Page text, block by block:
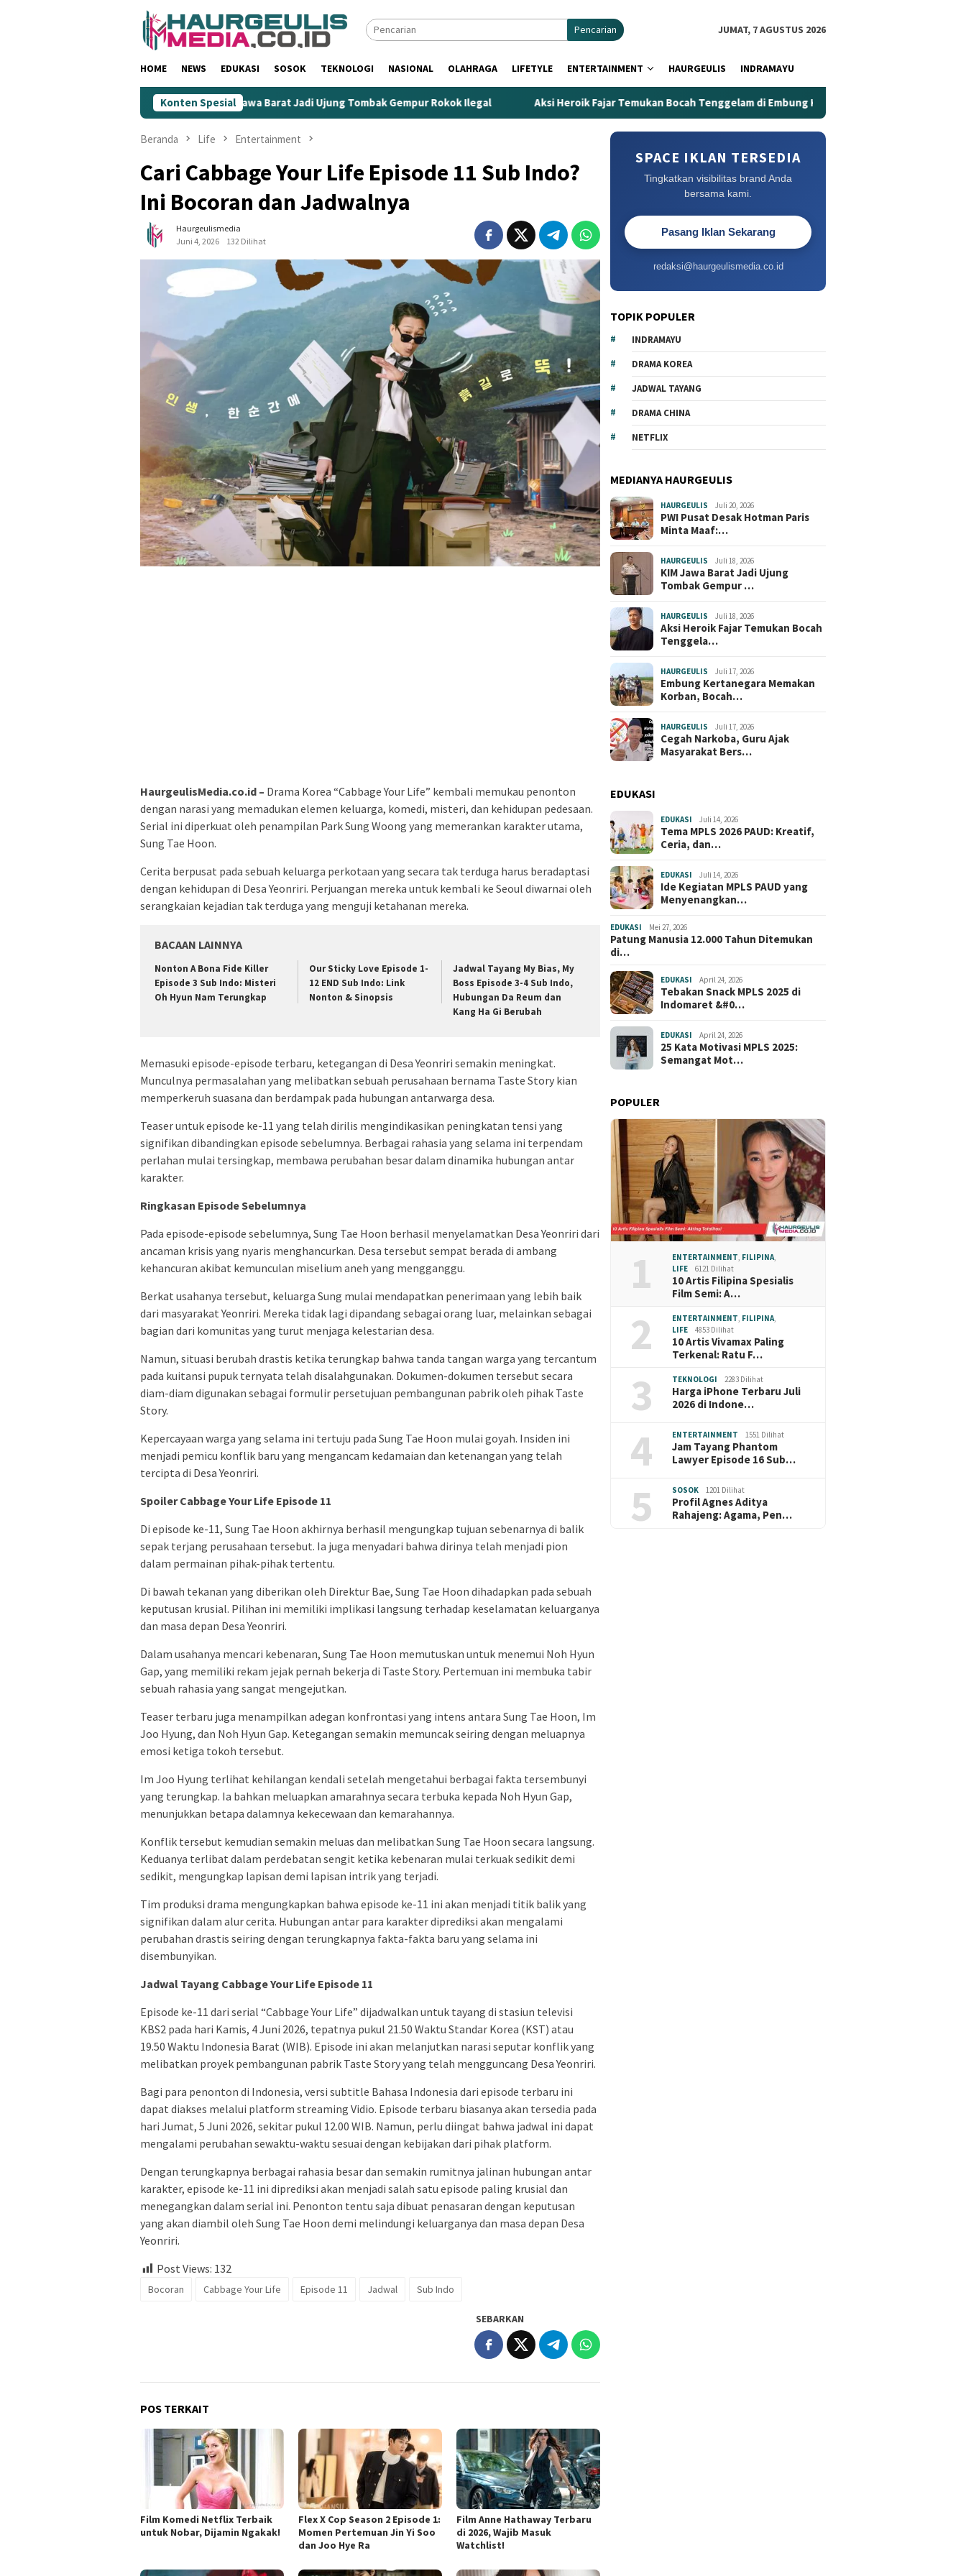
Pencarian JUMAT, 7 AGUSTUS 2026
HOME NEWS EDUKASI SOSOK TEKNOLOGI NASIONAL OLAHRAGA LIFETYLE ENTERTAINMENT HAURGEULIS INDRAMAYU
Konten Spesial
KIM Jawa Barat Jadi Ujung Tombak Gempur Rokok Ilegal Aksi Heroik Fajar Temukan Bocah Tenggelam di Embung Kertanegara
Beranda Life Entertainment
Cari Cabbage Your Life Episode 11 Sub Indo?
Ini Bocoran dan Jadwalnya
Haurgeulismedia
Juni 4, 2026
132 Dilihat
HaurgeulisMedia.co.id – Drama Korea “Cabbage Your Life” kembali memukau penonton
dengan narasi yang memadukan elemen keluarga, komedi, misteri, dan kehidupan pedesaan.
Serial ini diperkuat oleh penampilan Park Sung Woong yang memerankan karakter utama,
Sung Tae Hoon.
Cerita berpusat pada sebuah keluarga perkotaan yang secara tak terduga harus beradaptasi
dengan kehidupan di Desa Yeonriri. Perjuangan mereka untuk kembali ke Seoul diwarnai oleh
serangkaian kejadian tak terduga yang menguji ketahanan mereka.
BACAAN LAINNYA
Nonton A Bona Fide Killer
Episode 3 Sub Indo: Misteri
Oh Hyun Nam Terungkap
Our Sticky Love Episode 1-
12 END Sub Indo: Link
Nonton & Sinopsis
Jadwal Tayang My Bias, My
Boss Episode 3-4 Sub Indo,
Hubungan Da Reum dan
Kang Ha Gi Berubah
Memasuki episode-episode terbaru, ketegangan di Desa Yeonriri semakin meningkat.
Munculnya permasalahan yang melibatkan sebuah perusahaan bernama Taste Story kian
memperkeruh suasana dan berdampak pada hubungan antarwarga desa.
Teaser untuk episode ke-11 yang telah dirilis mengindikasikan peningkatan tensi yang
signifikan dibandingkan episode sebelumnya. Berbagai rahasia yang selama ini terpendam
perlahan mulai tersingkap, membawa perubahan besar dalam dinamika hubungan antar
karakter.
Ringkasan Episode Sebelumnya
Pada episode-episode sebelumnya, Sung Tae Hoon berhasil menyelamatkan Desa Yeonriri dari
ancaman krisis yang nyaris menghancurkan. Desa tersebut sempat berada di ambang
kehancuran akibat kemunculan miselium aneh yang mengganggu.
Berkat usahanya tersebut, keluarga Sung mulai mendapatkan penerimaan yang lebih baik
dari masyarakat Yeonriri. Mereka tidak lagi dipandang sebagai orang luar, melainkan sebagai
bagian dari komunitas yang turut menjaga kelestarian desa.
Namun, situasi berubah drastis ketika terungkap bahwa tanda tangan warga yang tercantum
pada kuitansi pupuk ternyata telah disalahgunakan. Dokumen-dokumen tersebut secara
diam-diam digunakan sebagai formulir persetujuan pembangunan pabrik oleh pihak Taste
Story.
Kepercayaan warga yang selama ini tertuju pada Sung Tae Hoon mulai goyah. Insiden ini
menjadi pemicu konflik baru yang mengancam kedamaian dan ketenangan yang telah
tercipta di Desa Yeonriri.
Spoiler Cabbage Your Life Episode 11
Di episode ke-11, Sung Tae Hoon akhirnya berhasil mengungkap tujuan sebenarnya di balik
sepak terjang perusahaan tersebut. Ia juga menyadari bahwa dirinya telah menjadi pion
dalam permainan pihak-pihak tertentu.
Di bawah tekanan yang diberikan oleh Direktur Bae, Sung Tae Hoon dihadapkan pada sebuah
keputusan krusial. Pilihan ini memiliki implikasi langsung terhadap keselamatan keluarganya
dan masa depan Desa Yeonriri.
Dalam usahanya mencari kebenaran, Sung Tae Hoon memutuskan untuk menemui Noh Hyun
Gap, yang memiliki rekam jejak pernah bekerja di Taste Story. Pertemuan ini membuka tabir
sebuah rahasia yang sangat mengejutkan.
Teaser terbaru juga menampilkan adegan konfrontasi yang intens antara Sung Tae Hoon, Im
Joo Hyung, dan Noh Hyun Gap. Ketegangan semakin memuncak seiring dengan meluapnya
emosi ketiga tokoh tersebut.
Im Joo Hyung terlihat kehilangan kendali setelah mengetahui berbagai fakta tersembunyi
yang terungkap. Ia bahkan meluapkan amarahnya secara terbuka kepada Noh Hyun Gap,
menunjukkan betapa dalamnya kekecewaan dan kemarahannya.
Konflik tersebut kemudian semakin meluas dan melibatkan Sung Tae Hoon secara langsung.
Keduanya terlibat dalam perdebatan sengit ketika kebenaran mulai terkuak sedikit demi
sedikit, mengungkap lapisan demi lapisan intrik yang terjadi.
Tim produksi drama mengungkapkan bahwa episode ke-11 ini akan menjadi titik balik yang
signifikan dalam alur cerita. Hubungan antar para karakter diprediksi akan mengalami
perubahan drastis seiring dengan terungkapnya fakta-fakta baru yang selama ini
disembunyikan.
Jadwal Tayang Cabbage Your Life Episode 11
Episode ke-11 dari serial “Cabbage Your Life” dijadwalkan untuk tayang di stasiun televisi
KBS2 pada hari Kamis, 4 Juni 2026, tepatnya pukul 21.50 Waktu Standar Korea (KST) atau
19.50 Waktu Indonesia Barat (WIB). Episode ini akan melanjutkan narasi seputar konflik yang
melibatkan proyek pembangunan pabrik Taste Story yang telah mengguncang Desa Yeonriri.
Bagi para penonton di Indonesia, versi subtitle Bahasa Indonesia dari episode terbaru ini
dapat diakses melalui platform streaming Vidio. Episode terbaru biasanya akan tersedia pada
hari Jumat, 5 Juni 2026, sekitar pukul 12.00 WIB. Namun, perlu diingat bahwa jadwal ini dapat
mengalami perubahan sewaktu-waktu sesuai dengan kebijakan dari pihak platform.
Dengan terungkapnya berbagai rahasia besar dan semakin rumitnya jalinan hubungan antar
karakter, episode ke-11 ini diprediksi akan menjadi salah satu episode paling krusial dan
menegangkan dalam serial ini. Penonton tentu saja dibuat penasaran dengan keputusan
yang akan diambil oleh Sung Tae Hoon demi melindungi keluarganya dan masa depan Desa
Yeonriri.
Post Views: 132
Bocoran Cabbage Your Life Episode 11 Jadwal Sub Indo
SEBARKAN
POS TERKAIT
Film Komedi Netflix Terbaik
untuk Nobar, Dijamin Ngakak!
Flex X Cop Season 2 Episode 1:
Momen Pertemuan Jin Yi Soo
dan Joo Hye Ra
Film Anne Hathaway Terbaru
di 2026, Wajib Masuk
Watchlist!
SPACE IKLAN TERSEDIA
Tingkatkan visibilitas brand Anda
bersama kami.
Pasang Iklan Sekarang
redaksi@haurgeulismedia.co.id
TOPIK POPULER
INDRAMAYU
DRAMA KOREA
JADWAL TAYANG
DRAMA CHINA
NETFLIX
MEDIANYA HAURGEULIS
HAURGEULIS Juli 20, 2026
PWI Pusat Desak Hotman Paris
Minta Maaf:…
HAURGEULIS Juli 18, 2026
KIM Jawa Barat Jadi Ujung
Tombak Gempur …
HAURGEULIS Juli 18, 2026
Aksi Heroik Fajar Temukan Bocah
Tenggela…
HAURGEULIS Juli 17, 2026
Embung Kertanegara Memakan
Korban, Bocah…
HAURGEULIS Juli 17, 2026
Cegah Narkoba, Guru Ajak
Masyarakat Bers…
EDUKASI
EDUKASI Juli 14, 2026
Tema MPLS 2026 PAUD: Kreatif,
Ceria, dan…
EDUKASI Juli 14, 2026
Ide Kegiatan MPLS PAUD yang
Menyenangkan…
EDUKASI Mei 27, 2026
Patung Manusia 12.000 Tahun Ditemukan
di…
EDUKASI April 24, 2026
Tebakan Snack MPLS 2025 di
Indomaret &#0…
EDUKASI April 24, 2026
25 Kata Motivasi MPLS 2025:
Semangat Mot…
POPULER
1 ENTERTAINMENT FILIPINA
LIFE
6121 Dilihat
10 Artis Filipina Spesialis
Film Semi: A…
2 ENTERTAINMENT FILIPINA
LIFE
4853 Dilihat
10 Artis Vivamax Paling
Terkenal: Ratu F…
3 TEKNOLOGI 2283 Dilihat
Harga iPhone Terbaru Juli
2026 di Indone…
4 ENTERTAINMENT 1551 Dilihat
Jam Tayang Phantom
Lawyer Episode 16 Sub…
5 SOSOK 1201 Dilihat
Profil Agnes Aditya
Rahajeng: Agama, Pen…